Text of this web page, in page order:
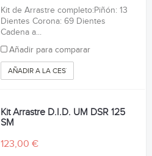
Kit de Arrastre completo:Piñón: 13
Dientes Corona: 69 Dientes
Cadena a...
Añadir para comparar
AÑADIR A LA CESTA
Kit Arrastre D.I.D. UM DSR 125
SM
123,00 €